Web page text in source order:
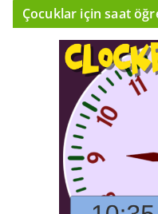
Çocuklar için saat